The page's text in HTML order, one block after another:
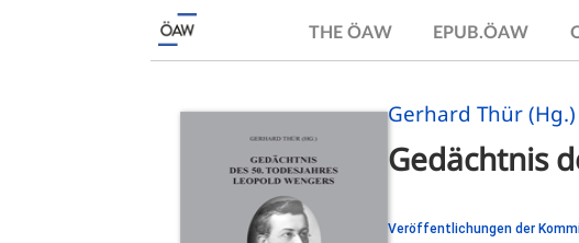
THE ÖAW EPUB.ÖAW
Gerhard Thür (Hg.)
Gedächtnis
Veröffentlichungen der